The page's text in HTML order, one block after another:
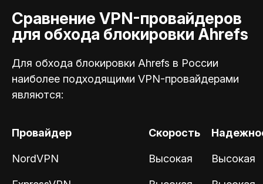
Сравнение VPN-провайдеров
для обхода блокировки Ahrefs
Для обхода блокировки Ahrefs в России
наиболее подходящими VPN-провайдерами
являются:
Провайдер Скорость
NordVPN Высокая Высокая